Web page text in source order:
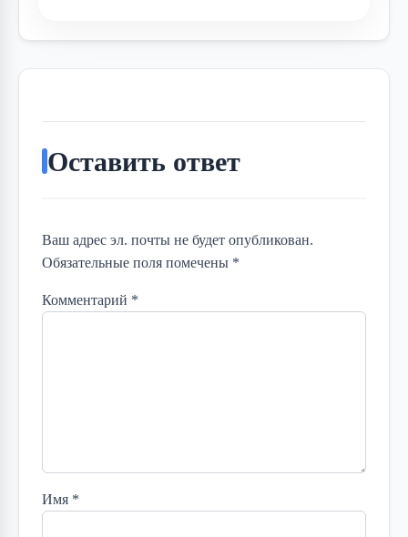
Оставить ответ
Ваш адрес эл. почты не будет опубликован.
Обязательные поля помечены *
Комментарий *
Имя *